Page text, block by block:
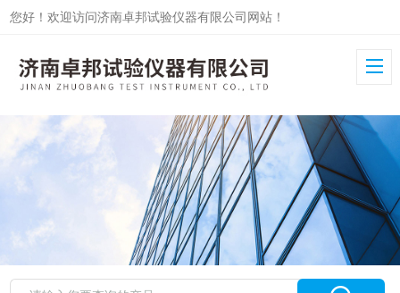
您好！欢迎访问济南卓邦试验仪器有限公司网站！